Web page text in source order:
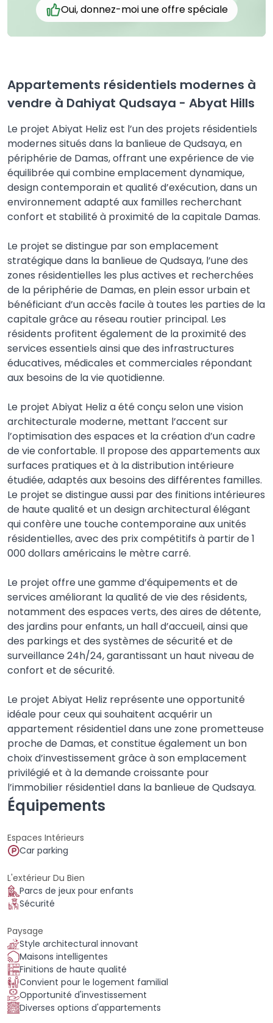
Oui, donnez-moi une offre spéciale
Appartements résidentiels modernes à
vendre à Dahiyat Qudsaya - Abyat Hills
Le projet Abiyat Heliz est l’un des projets résidentiels
modernes situés dans la banlieue de Qudsaya, en
périphérie de Damas, offrant une expérience de vie
équilibrée qui combine emplacement dynamique,
design contemporain et qualité d’exécution, dans un
environnement adapté aux familles recherchant
confort et stabilité à proximité de la capitale Damas.
Le projet se distingue par son emplacement
stratégique dans la banlieue de Qudsaya, l’une des
zones résidentielles les plus actives et recherchées
de la périphérie de Damas, en plein essor urbain et
bénéficiant d’un accès facile à toutes les parties de la
capitale grâce au réseau routier principal. Les
résidents profitent également de la proximité des
services essentiels ainsi que des infrastructures
éducatives, médicales et commerciales répondant
aux besoins de la vie quotidienne.
Le projet Abiyat Heliz a été conçu selon une vision
architecturale moderne, mettant l’accent sur
l’optimisation des espaces et la création d’un cadre
de vie confortable. Il propose des appartements aux
surfaces pratiques et à la distribution intérieure
étudiée, adaptés aux besoins des différentes familles.
Le projet se distingue aussi par des finitions intérieures
de haute qualité et un design architectural élégant
qui confère une touche contemporaine aux unités
résidentielles, avec des prix compétitifs à partir de 1
000 dollars américains le mètre carré.
Le projet offre une gamme d’équipements et de
services améliorant la qualité de vie des résidents,
notamment des espaces verts, des aires de détente,
des jardins pour enfants, un hall d’accueil, ainsi que
des parkings et des systèmes de sécurité et de
surveillance 24h/24, garantissant un haut niveau de
confort et de sécurité.
Le projet Abiyat Heliz représente une opportunité
idéale pour ceux qui souhaitent acquérir un
appartement résidentiel dans une zone prometteuse
proche de Damas, et constitue également un bon
choix d’investissement grâce à son emplacement
privilégié et à la demande croissante pour
l’immobilier résidentiel dans la banlieue de Qudsaya.
Équipements
Espaces Intérieurs
Car parking
L'extérieur Du Bien
Parcs de jeux pour enfants
Sécurité
Paysage
Style architectural innovant
Maisons intelligentes
Finitions de haute qualité
Convient pour le logement familial
Opportunité d'investissement
Diverses options d'appartements